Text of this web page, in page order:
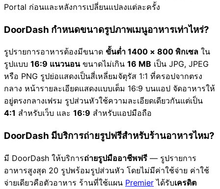
Portal ก่อนและหลังการเปลี่ยนแปลงแต่ละครั้ง
DoorDash กำหนดขนาดรูปภาพเมนูอาหารเท่าไหร่?
รูปรายการอาหารต้องมีขนาด ขั้นต่ำ 1400 × 800 พิกเซล ใน
รูปแบบ 16:9 แนวนอนขนาดไม่เกิน 16 MB เป็น JPG, JPEG
หรือ PNG รูปย่อแสดงเป็นสี่เหลี่ยมจัตุรัส 1:1 ที่ครอปจากตรง
กลาง หน้ารายละเอียดแสดงแบบเต็ม 16:9 บนแอป จัดอาหารให้
อยู่ตรงกลางเฟรม รูปส่วนหัวใช้ความละเอียดเดียวกันแต่เป็น
4:1 สำหรับเว็บ และ 16:9 สำหรับแอปมือถือ
DoorDash มีบริการถ่ายรูปฟรีสำหรับร้านอาหารไหม?
มี DoorDash ให้บริการถ่ายรูปมืออาชีพฟรี — รูปรายการ
อาหารสูงสุด 20 รูปพร้อมรูปส่วนหัว โดยไม่มีค่าใช้จ่าย ค่าใช้
จ่ายเดียวคือตัวอาหาร ร้านที่ใช้แผน Premier ได้รับเครดิต